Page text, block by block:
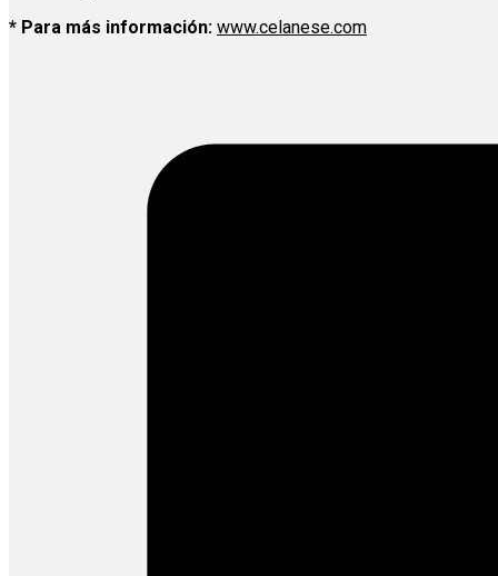
* Para más información: www.celanese.com